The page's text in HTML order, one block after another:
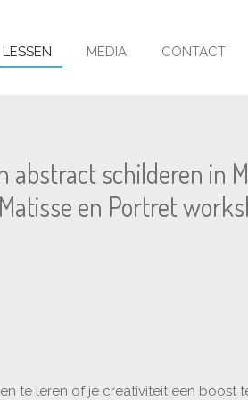
LESSEN MEDIA CONTACT
schilderen in
en Portret
te leren of je creativiteit een boost